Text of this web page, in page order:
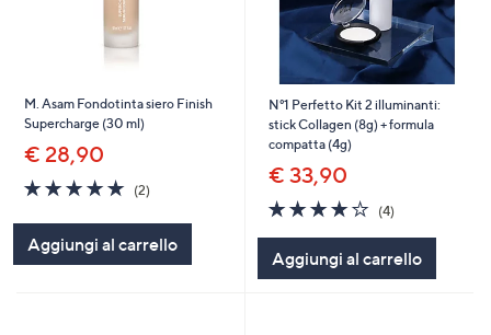
M. Asam Fondotinta siero Finish
Supercharge (30 ml)
€ 28,90
5.0
of
5
Stars
(2)2
Aggiungi al carrello
N°1 Perfetto Kit 2 illuminanti:
stick Collagen (8g) + formula
compatta (4g)
€ 33,90
3.8
of
Stars
(4)4
Aggiungi al carrello